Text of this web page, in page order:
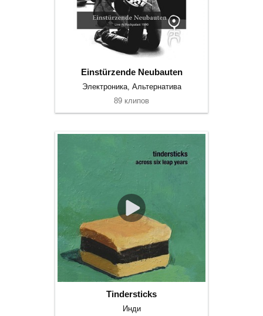
Einstürzende Neubauten
Электроника, Альтернатива
89 клипов
Tindersticks
Инди